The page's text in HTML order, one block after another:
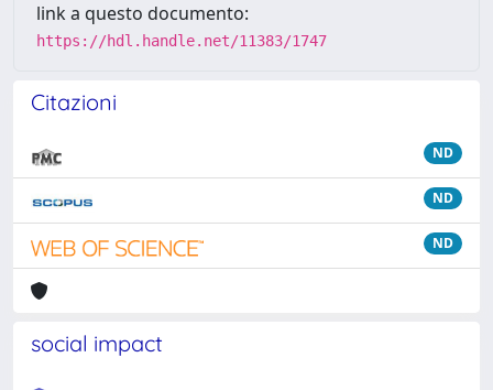
link a questo documento:
https://hdl.handle.net/11383/1747
Citazioni
ND
ND
ND
social impact